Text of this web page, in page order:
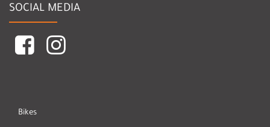
SOCIAL MEDIA
Bikes